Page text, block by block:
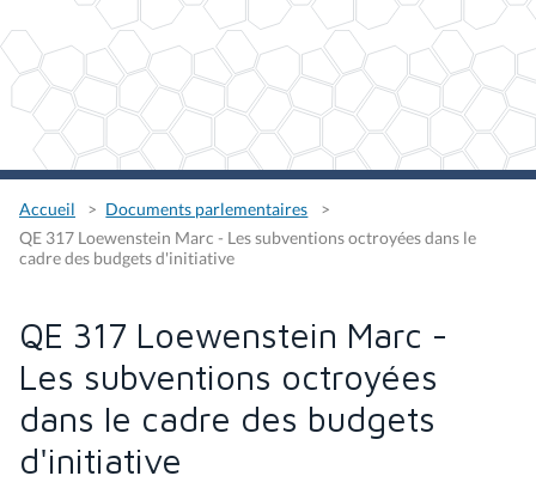
Accueil
Documents parlementaires
QE 317 Loewenstein Marc - Les subventions octroyées dans le
cadre des budgets d'initiative
QE 317 Loewenstein Marc -
Les subventions octroyées
dans le cadre des budgets
d'initiative